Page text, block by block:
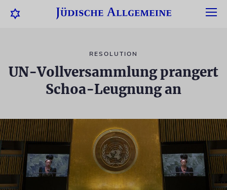
RESOLUTION
UN-Vollversammlung prangert
Schoa-Leugnung an